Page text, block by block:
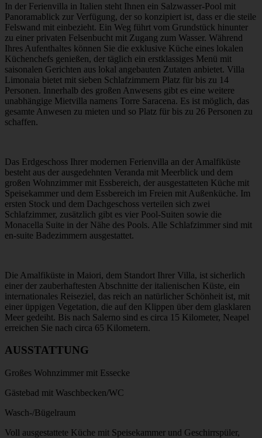
In der Ferienvilla in Italien steht Ihnen ein Salzwasser-Pool mit
Panoramablick zur Verfügung, der so konzipiert ist, dass er die steile
Felswand mit einbezieht. Ein Weg führt vom Grundstück hinunter
zu einer privaten Felsenbucht mit Zugang zum Wasser. Während
Ihres Aufenthaltes können Sie die exklusive Küche eines lokalen
Küchenchefs genießen, der täglich ein erstklassiges Menü mit
saisonalen Gerichten aus lokal angebauten Zutaten anbietet. Villa
Limonaia bietet mit sieben Schlafzimmern Platz für bis zu 14
Personen. Innerhalb des großen Anwesens gibt es eine weitere
unabhängige Mietvilla namens Torre Saracena. Es ist möglich, das
gesamte Anwesen zu mieten und so Platz für bis zu 26 Personen zu
schaffen.
Das Erdgeschoss Ihrer modernen Ferienvilla an der Amalfiküste
besteht aus der ausgedehnten Veranda mit Meerblick und dem
großen Wohnzimmer mit Essbereich, der ausgestatteten Küche mit
Speisekammer und dem Essbereich im Freien mit Außenküche. Im
ersten Stock und dem Dachgeschoss verteilen sich zwei
Schlafzimmer, zusätzlich gibt es vier Pool-Suiten sowie die
Monacella Suite in der Nähe des Pools. Alle Schlafzimmer sind mit
en-suite Badezimmern ausgestattet.
Die Amalfiküste in Maiori, dem Standort Ihrer Villa, ist sicherlich
einer der zauberhaftesten Abschnitte der italienischen Küste, ein
internationales Reiseziel, das reich an natürlicher Schönheit ist, mit
einer üppigen Vegetation, die auf den Klippen über dem glasklaren
Meer gedeiht. Bis nach Salerno sind es circa 15 Kilometer, Neapel
erreichen Sie nach circa 65 Kilometern.
AUSSTATTUNG
Großes Wohnzimmer mit Essecke
Gästebad mit Waschbecken/WC
Wasch-/Bügelraum
Voll ausgestattete Küche mit Speisekammer und Geschirrspüler,